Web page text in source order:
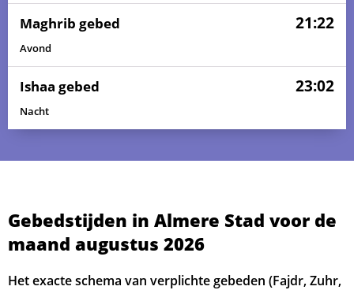
Maghrib gebed 21:22
Avond
Ishaa gebed 23:02
Nacht
Gebedstijden in Almere Stad voor de
maand augustus 2026
Het exacte schema van verplichte gebeden (Fajdr, Zuhr,